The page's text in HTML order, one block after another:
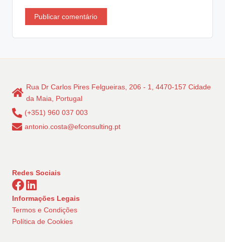
Rua Dr Carlos Pires Felgueiras, 206 - 1, 4470-157 Cidade
da Maia, Portugal
(+351) 960 037 003
antonio.costa@efconsulting.pt
Redes Sociais
Informações Legais
Termos e Condições
Política de Cookies